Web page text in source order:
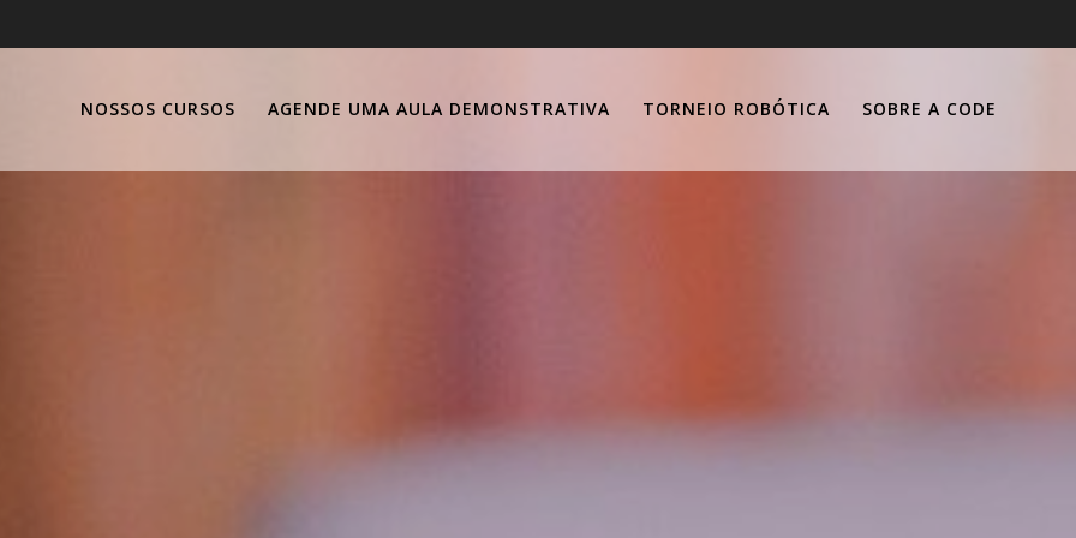
NOSSOS CURSOS AGENDE UMA AULA DEMONSTRATIVA TORNEIO ROBÓTICA SOBRE A CODE